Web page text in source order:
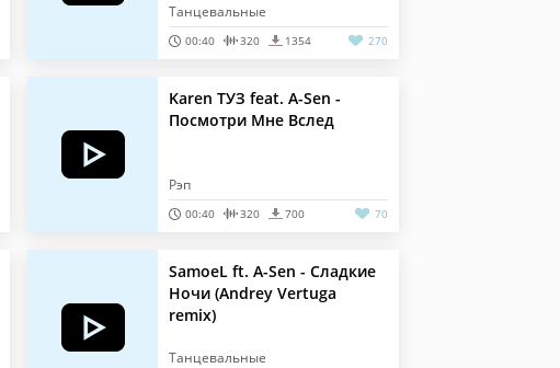
Танцевальные
00:40 320 1354 270
Karen ТУЗ feat. A-Sen -
Посмотри Мне Вслед
Рэп
00:40 320 700 70
SamoeL ft. A-Sen - Сладкие
Ночи (Andrey Vertuga
remix)
Танцевальные